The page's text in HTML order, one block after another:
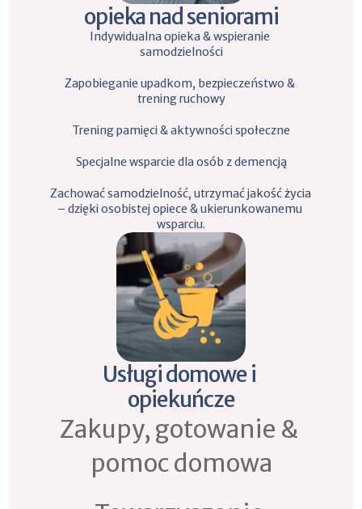
opieka nad seniorami
Indywidualna opieka & wspieranie
samodzielności
Zapobieganie upadkom, bezpieczeństwo &
trening ruchowy
Trening pamięci & aktywności społeczne
Specjalne wsparcie dla osób z demencją
Zachować samodzielność, utrzymać jakość życia
– dzięki osobistej opiece & ukierunkowanemu
wsparciu.
Usługi domowe i
opiekuńcze
Zakupy, gotowanie &
pomoc domowa